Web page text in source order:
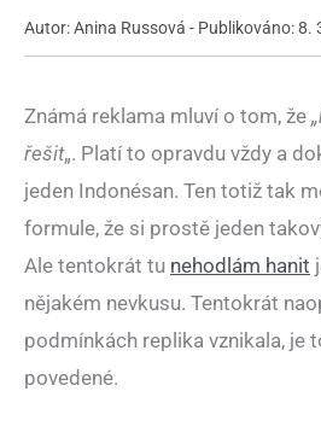
Autor: Anina Russová - Publikováno: 8.
Známá reklama mluví o tom, že
řešit„. Platí to opravdu vždy a
jeden Indonésan. Ten totiž tak
formule, že si prostě jeden
Ale tentokrát tu nehodlám hanit
nějakém nevkusu. Tentokrát
podmínkách replika vznikala, je
povedené.